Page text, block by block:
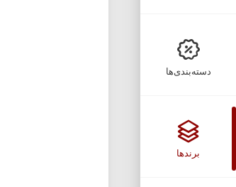
دسته‌بندی‌ها
برندها